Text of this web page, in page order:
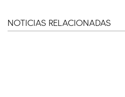
NOTICIAS RELACIONADAS